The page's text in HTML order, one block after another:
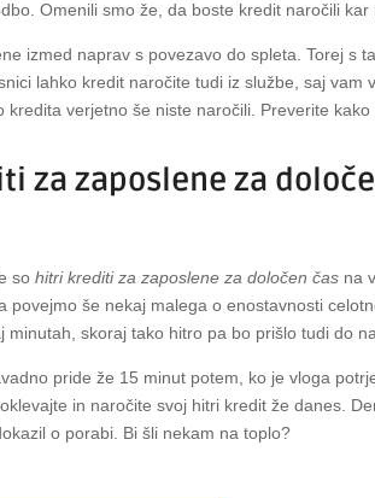
Omenili smo že, da boste kredit naročili kar
izmed naprav s povezavo do spleta. Torej s
lahko kredit naročite tudi iz službe, saj vam
kredita verjetno še niste naročili. Preverite kako
za zaposlene za
sohitri krediti za zaposlene za določen čas na
povejmo še nekaj malega o enostavnosti
minutah, skoraj tako hitro pa bo prišlo tudi do
pride že 15 minut potem, ko je vloga
in naročite svoj hitri kredit že danes.
o porabi. Bi šli nekam na toplo?